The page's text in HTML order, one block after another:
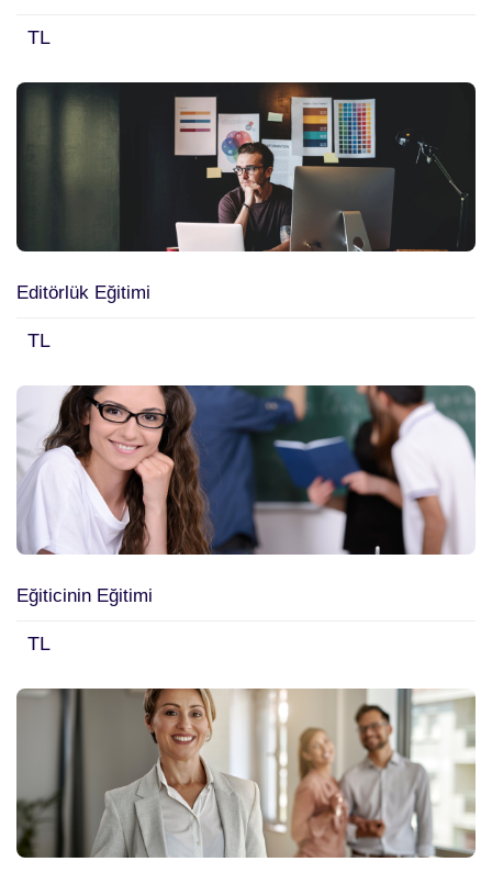
TL
Editörlük Eğitimi
TL
Eğiticinin Eğitimi
TL